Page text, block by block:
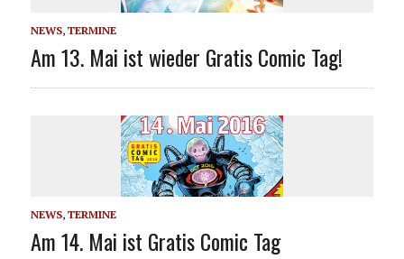
NEWS, TERMINE
Am 13. Mai ist wieder Gratis Comic Tag!
NEWS, TERMINE
Am 14. Mai ist Gratis Comic Tag